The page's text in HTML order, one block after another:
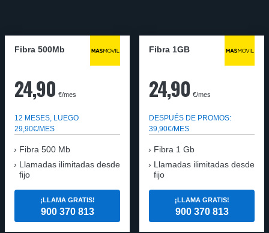
Fibra 500Mb
24,90 €/mes
12 MESES, LUEGO
29,90€/MES
Fibra 500 Mb
Llamadas ilimitadas desde
fijo
¡LLAMA GRATIS!
900 370 813
Fibra 1GB
24,90 €/mes
DESPUÉS DE PROMOS:
39,90€/MES
Fibra 1 Gb
Llamadas ilimitadas desde
fijo
¡LLAMA GRATIS!
900 370 813